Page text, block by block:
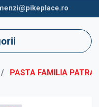
PASTA FAMILIA